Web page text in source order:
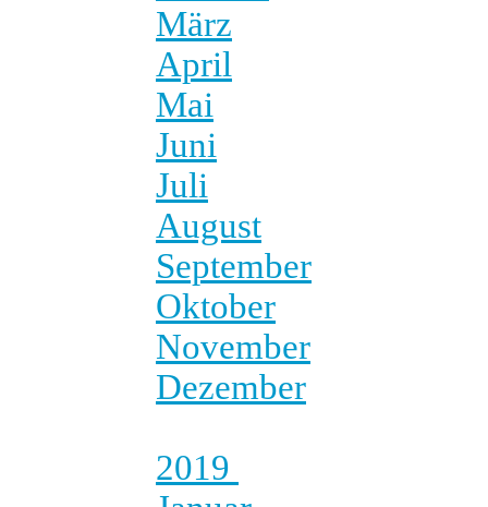
März
April
Mai
Juni
Juli
August
September
Oktober
November
Dezember
2019